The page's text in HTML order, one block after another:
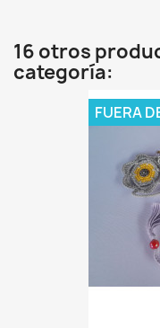
16 otros
categoría:
FUERA